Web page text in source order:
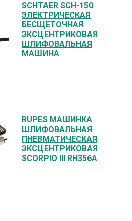
SCHTAER SCH-150
ЭЛЕКТРИЧЕСКАЯ
БЕСЩЕТОЧНАЯ
ЭКСЦЕНТРИКОВАЯ
ШЛИФОВАЛЬНАЯ
МАШИНА
RUPES МАШИНКА
ШЛИФОВАЛЬНАЯ
ПНЕВМАТИЧЕСКАЯ
ЭКСЦЕНТРИКОВАЯ
SCORPIO III RH356A